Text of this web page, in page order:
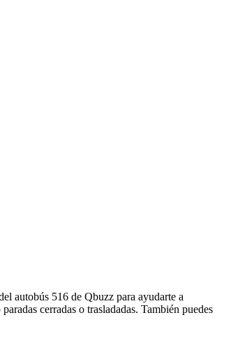
autobús 516 de Qbuzz para ayudarte a
cerradas o trasladadas. También puedes